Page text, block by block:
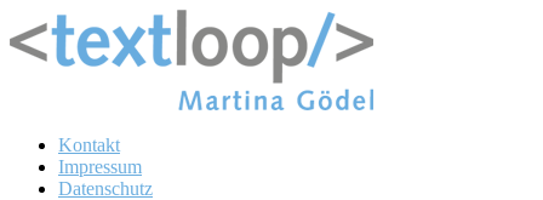
Kontakt
Impressum
Datenschutz